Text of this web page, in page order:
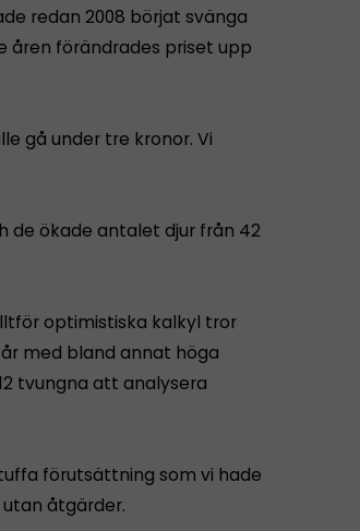
redan 2008 börjat svänga
åren förändrades priset upp
gå under tre kronor. Vi
de ökade antalet djur från 42
optimistiska kalkyl tror
med bland annat höga
tvungna att analysera
förutsättning som vi hade
åtgärder.